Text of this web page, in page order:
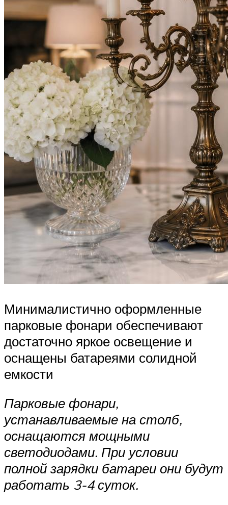
Минималистично оформленные
парковые фонари обеспечивают
достаточно яркое освещение и
оснащены батареями солидной
емкости
Парковые фонари,
устанавливаемые на столб,
оснащаются мощными
светодиодами. При условии
полной зарядки батареи они будут
работать 3-4 суток.